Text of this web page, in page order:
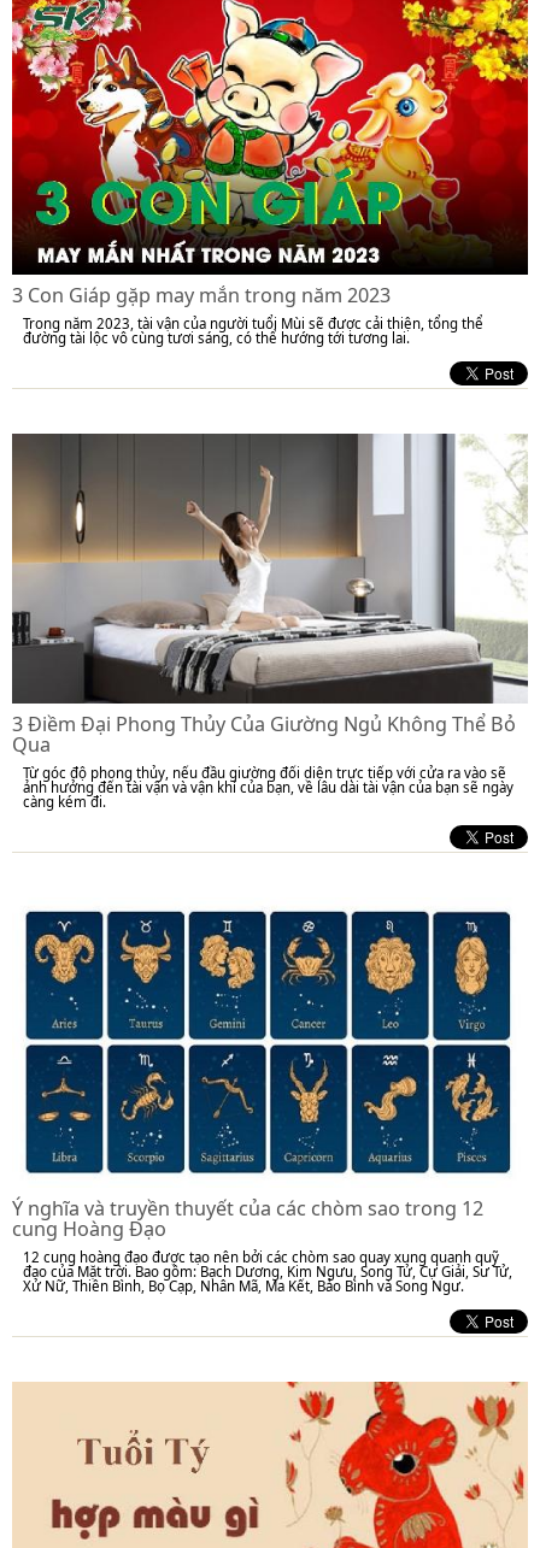
3 Con Giáp gặp may mắn trong năm 2023
Trong năm 2023, tài vận của người tuổi Mùi sẽ được cải thiện, tổng thể
đường tài lộc vô cùng tươi sáng, có thể hướng tới tương lai.
3 Điềm Đại Phong Thủy Của Giường Ngủ Không Thể Bỏ
Qua
Từ góc độ phong thủy, nếu đầu giường đối diện trực tiếp với cửa ra vào sẽ
ảnh hưởng đến tài vận và vận khí của bạn, về lâu dài tài vận của bạn sẽ ngày
càng kém đi.
Ý nghĩa và truyền thuyết của các chòm sao trong 12
cung Hoàng Đạo
12 cung hoàng đạo được tạo nên bởi các chòm sao quay xung quanh quỹ
đạo của Mặt trời. Bao gồm: Bạch Dương, Kim Ngưu, Song Tử, Cự Giải, Sư Tử,
Xử Nữ, Thiên Bình, Bọ Cạp, Nhân Mã, Ma Kết, Bảo Bình và Song Ngư.